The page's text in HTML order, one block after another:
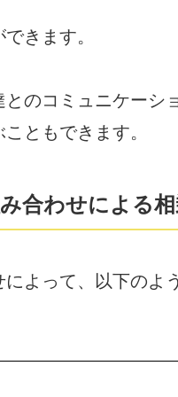
きます。
のコミュニケーシ
ともできます。
合わせによる
よって、以下のよ